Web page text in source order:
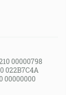
00000798
022B7C4A
00000000